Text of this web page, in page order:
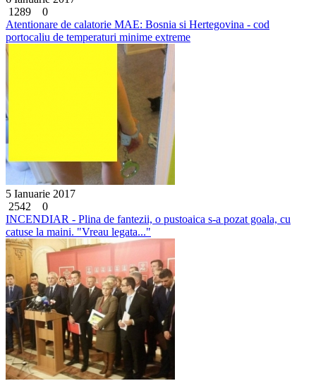
1289
0
Atentionare de calatorie MAE: Bosnia si Hertegovina - cod
portocaliu de temperaturi minime extreme
5 Ianuarie 2017
2542
0
INCENDIAR - Plina de fantezii, o pustoaica s-a pozat goala, cu
catuse la maini. "Vreau legata..."